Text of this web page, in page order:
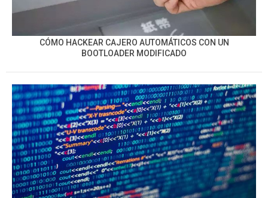
CÓMO HACKEAR CAJERO AUTOMÁTICOS CON UN
BOOTLOADER MODIFICADO